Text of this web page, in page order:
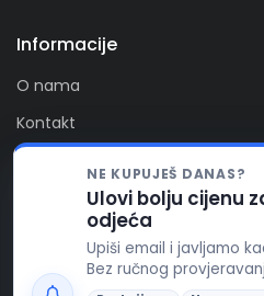
NE KUPUJEŠ DANAS?
Ulovi bolju cijenu
odjeća
Upiši email i javljamo
Bez ručnog
Informacije
O nama
Kontakt
Zaprati nas
Kolačići
FitAlert poštuje vašu privatnost.
kolačiće za funkcionalnost
boljeg korisničkog iskustva,